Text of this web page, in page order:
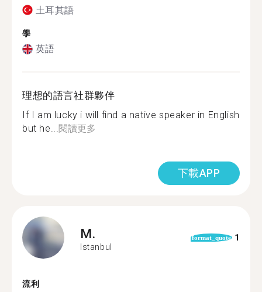
土耳其語
學
英語
理想的語言社群夥伴
If I am lucky i will find a native speaker in English
but he...閱讀更多
下載APP
M.
Istanbul
format_quote 1
流利